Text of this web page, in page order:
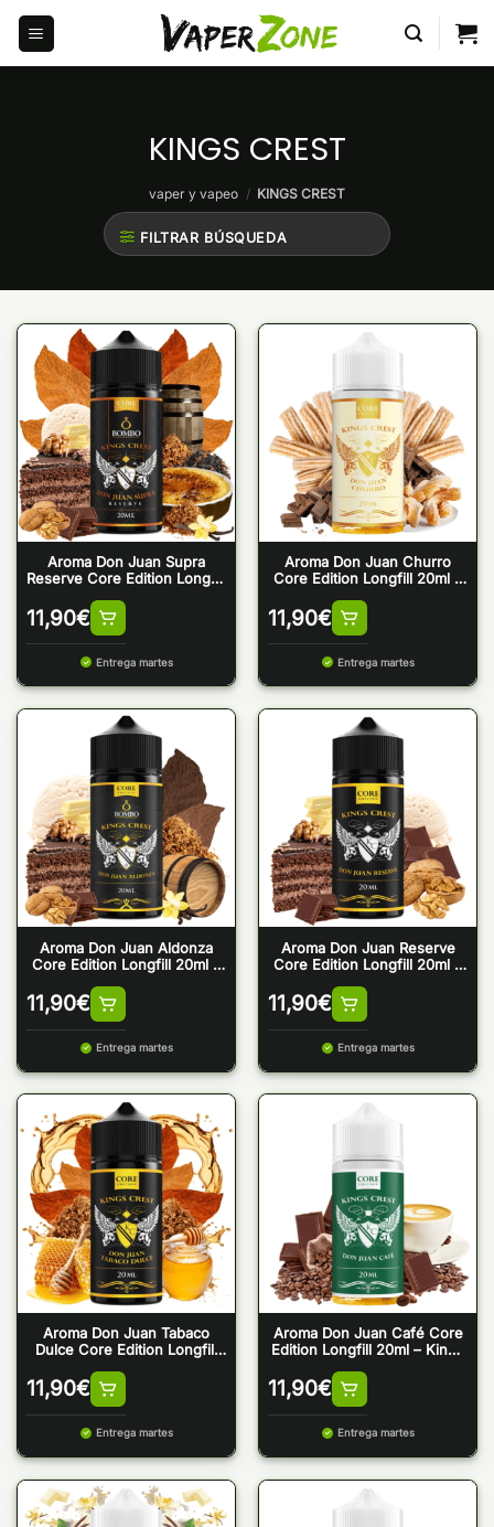
Saltar
contenido
KINGS CREST
vaper y vapeo / KINGS CREST
FILTRAR BÚSQUEDA
Aroma Don Juan Supra
Reserve Core Edition Longfill
11,90€
Entrega martes
Aroma Don Juan Churro
Core Edition Longfill 20ml –
11,90€
Entrega martes
Aroma Don Juan Aldonza
Core Edition Longfill 20ml –
11,90€
Entrega martes
Aroma Don Juan Reserve
Core Edition Longfill 20ml –
11,90€
Entrega martes
Aroma Don Juan Tabaco
Dulce Core Edition Longfill
11,90€
Entrega martes
Aroma Don Juan Café Core
Edition Longfill 20ml – Kings
11,90€
Entrega martes